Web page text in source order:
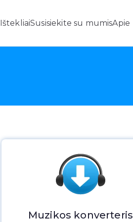
IštekliaiSusisiekite su mumisApie
Muzikos konverteris